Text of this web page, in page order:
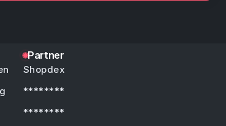
Partner
Shopdex
********
********